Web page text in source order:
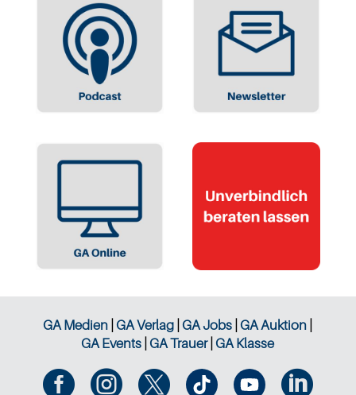
GA Medien |GA Verlag |GA Jobs |GA Auktion
GA Events |GA Trauer|GA Klasse
   